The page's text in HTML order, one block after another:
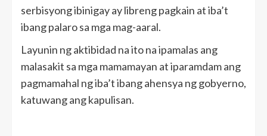
serbisyong ibinigay ay libreng pagkain at iba’t
ibang palaro sa mga mag-aaral.
Layunin ng aktibidad na ito na ipamalas ang
malasakit sa mga mamamayan at iparamdam ang
pagmamahal ng iba’t ibang ahensya ng gobyerno,
katuwang ang kapulisan.